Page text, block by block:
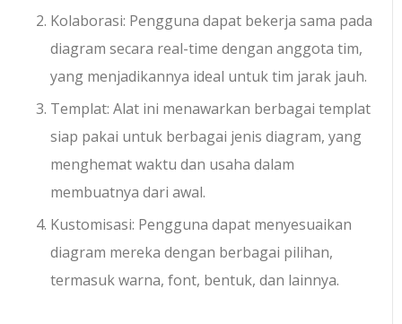
Kolaborasi: Pengguna dapat bekerja sama pada
diagram secara real-time dengan anggota tim,
yang menjadikannya ideal untuk tim jarak jauh.
Templat: Alat ini menawarkan berbagai templat
siap pakai untuk berbagai jenis diagram, yang
menghemat waktu dan usaha dalam
membuatnya dari awal.
Kustomisasi: Pengguna dapat menyesuaikan
diagram mereka dengan berbagai pilihan,
termasuk warna, font, bentuk, dan lainnya.